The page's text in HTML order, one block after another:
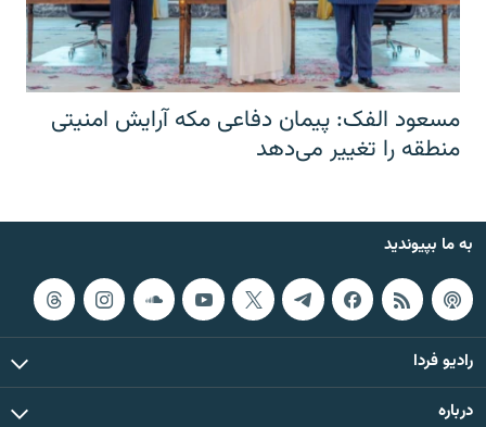
مسعود الفک: پیمان دفاعی مکه آرایش امنیتی
منطقه را تغییر می‌دهد
به ما بپیوندید
رادیو فردا
درباره